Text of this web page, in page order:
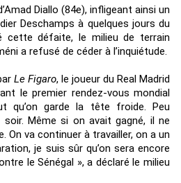
Diallo (84e), infligeant ainsi un
Deschamps à quelques jours du
cette défaite, le milieu de terrain
a refusé de céder à l’inquiétude.
Le Figaro, le joueur du Real Madrid
le premier rendez-vous mondial
qu’on garde la tête froide. Peu
Même si on avait gagné, il ne
On va continuer à travailler, on a un
je suis sûr qu’on sera encore
le Sénégal », a déclaré le milieu